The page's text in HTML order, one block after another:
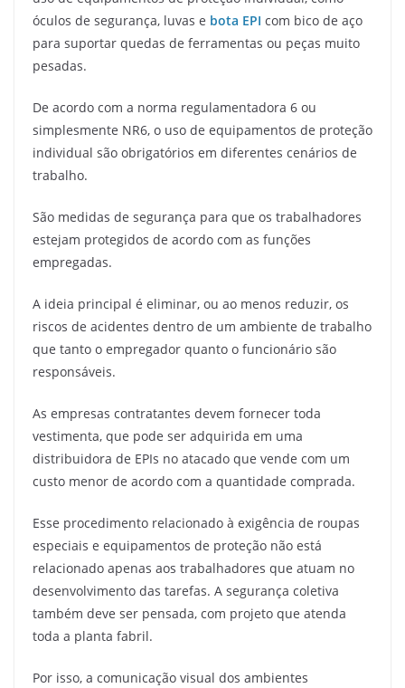
óculos de segurança, luvas e bota EPI com bico de aço
para suportar quedas de ferramentas ou peças muito
pesadas.
De acordo com a norma regulamentadora 6 ou
simplesmente NR6, o uso de equipamentos de proteção
individual são obrigatórios em diferentes cenários de
trabalho.
São medidas de segurança para que os trabalhadores
estejam protegidos de acordo com as funções
empregadas.
A ideia principal é eliminar, ou ao menos reduzir, os
riscos de acidentes dentro de um ambiente de trabalho
que tanto o empregador quanto o funcionário são
responsáveis.
As empresas contratantes devem fornecer toda
vestimenta, que pode ser adquirida em uma
distribuidora de EPIs no atacado que vende com um
custo menor de acordo com a quantidade comprada.
Esse procedimento relacionado à exigência de roupas
especiais e equipamentos de proteção não está
relacionado apenas aos trabalhadores que atuam no
desenvolvimento das tarefas. A segurança coletiva
também deve ser pensada, com projeto que atenda
toda a planta fabril.
Por isso, a comunicação visual dos ambientes